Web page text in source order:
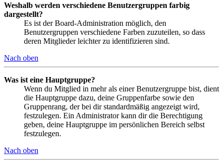
Weshalb werden verschiedene Benutzergruppen farbig
dargestellt?
Es ist der Board-Administration möglich, den
Benutzergruppen verschiedene Farben zuzuteilen, so dass
deren Mitglieder leichter zu identifizieren sind.
Nach oben
Was ist eine Hauptgruppe?
Wenn du Mitglied in mehr als einer Benutzergruppe bist, dient
die Hauptgruppe dazu, deine Gruppenfarbe sowie den
Gruppenrang, der bei dir standardmäßig angezeigt wird,
festzulegen. Ein Administrator kann dir die Berechtigung
geben, deine Hauptgruppe im persönlichen Bereich selbst
festzulegen.
Nach oben